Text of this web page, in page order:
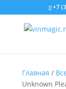
+7
Главная /
Unknown